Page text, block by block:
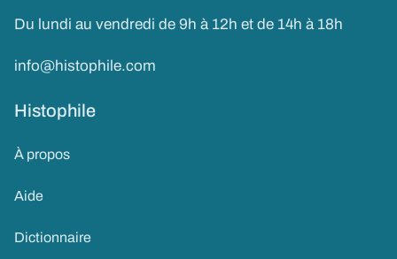
Du lundi au vendredi de 9h à 12h et de 14h à 18h
info@histophile.com
Histophile
À propos
Aide
Dictionnaire